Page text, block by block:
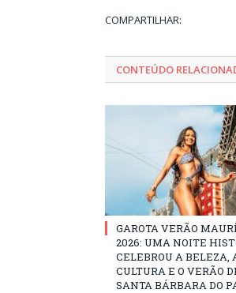
COMPARTILHAR:
CONTEÚDO
GAROTA VERÃO
2026: UMA NOITE
CELEBROU A BELEZA,
CULTURA E O VERÃO
SANTA BÁRBARA DO